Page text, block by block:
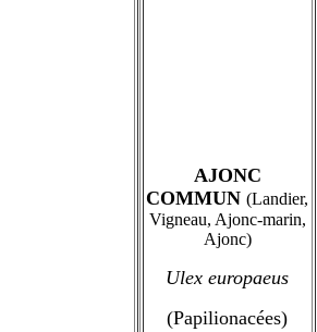
AJONC
COMMUN (Landier,
Vigneau, Ajonc-marin,
Ajonc)
Ulex europaeus
(Papilionacées)